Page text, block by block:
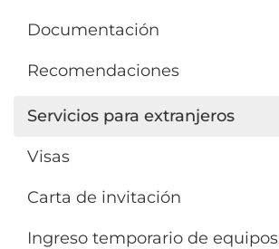
Documentación
Recomendaciones
Servicios para extranjeros
Visas
Carta de invitación
Ingreso temporario de equipos